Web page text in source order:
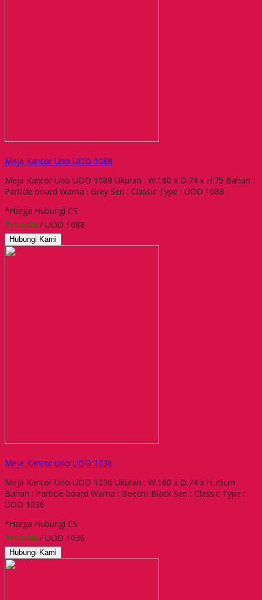
Meja Kantor Uno UOD 1088
Meja Kantor Uno UOD 1088 Ukuran : W.180 x D.74 x H.75 Bahan :
Particle board Warna : Grey Seri : Classic Type : UOD 1088
*Harga Hubungi CS
Tersedia / UOD 1088
Hubungi Kami
Meja Kantor Uno UOD 1036
Meja Kantor Uno UOD 1036 Ukuran : W.160 x D.74 x H.75cm
Bahan : Particle board Warna : Beech/ Black Seri : Classic Type :
UOD 1036
*Harga Hubungi CS
Tersedia / UOD 1036
Hubungi Kami